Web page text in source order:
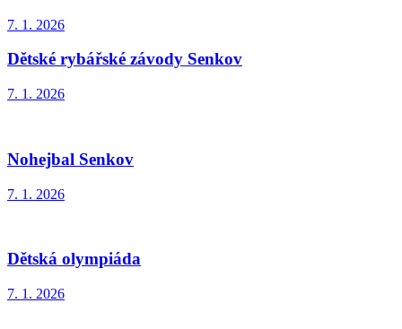
7. 1. 2026
Dětské rybářské závody Senkov
7. 1. 2026
Nohejbal Senkov
7. 1. 2026
Dětská olympiáda
7. 1. 2026